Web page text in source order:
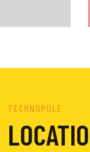
TECHNOPOLE